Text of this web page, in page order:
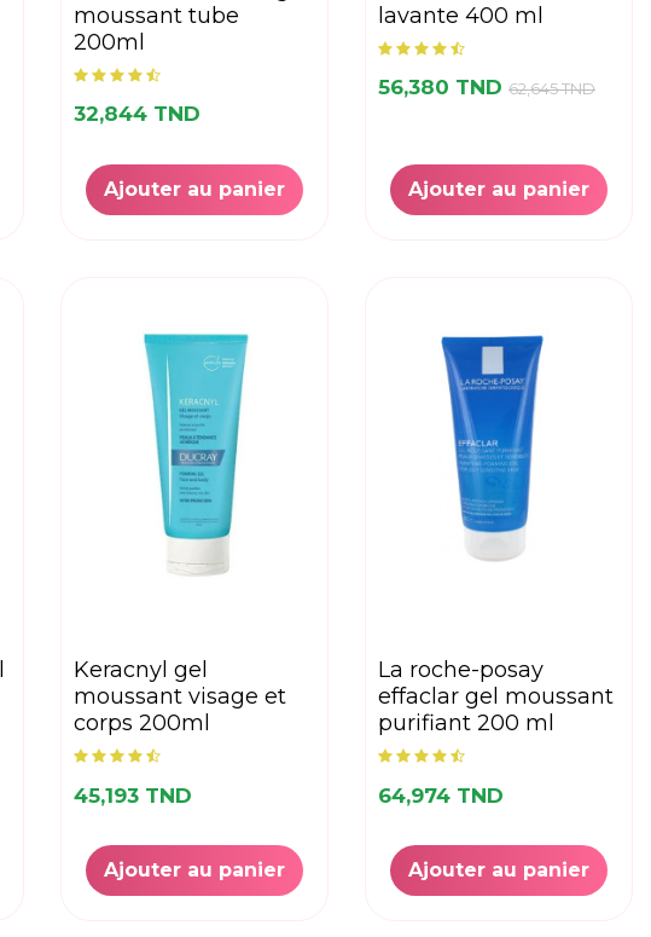
moussant tube
200ml
32,844 TND
Ajouter au panier
lavante 400 ml
56,380 TND 62,645 TND
Ajouter au panier
keracnyl gel
moussant visage et
corps 200ml
45,193 TND
Ajouter au panier
la roche-posay
effaclar gel moussant
purifiant 200 ml
64,974 TND
Ajouter au panier